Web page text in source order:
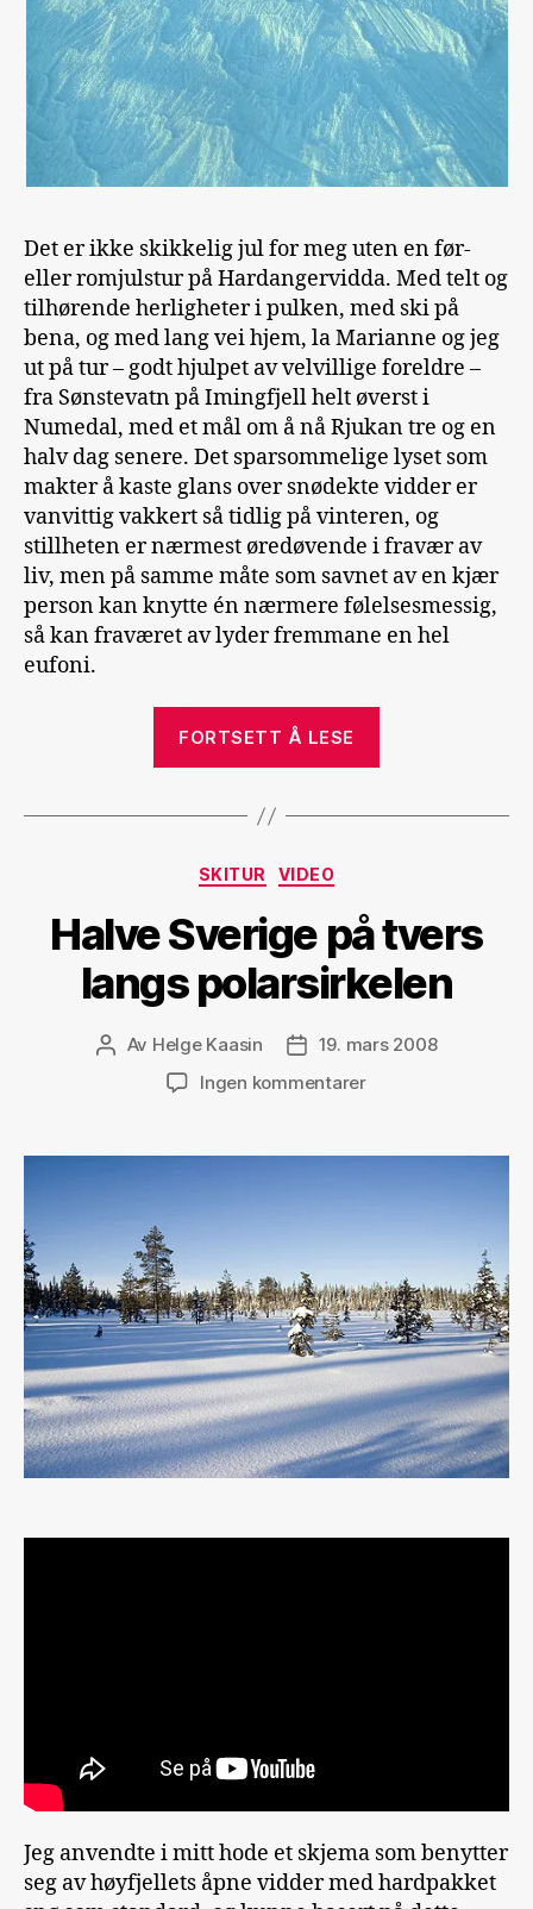
Det er ikke skikkelig jul for meg uten en før-
eller romjulstur på Hardangervidda. Med telt og
tilhørende herligheter i pulken, med ski på
bena, og med lang vei hjem, la Marianne og jeg
ut på tur – godt hjulpet av velvillige foreldre –
fra Sønstevatn på Imingfjell helt øverst i
Numedal, med et mål om å nå Rjukan tre og en
halv dag senere. Det sparsommelige lyset som
makter å kaste glans over snødekte vidder er
vanvittig vakkert så tidlig på vinteren, og
stillheten er nærmest øredøvende i fravær av
liv, men på samme måte som savnet av en kjær
person kan knytte én nærmere følelsesmessig,
så kan fraværet av lyder fremmane en hel
eufoni.
FORTSETT Å LESE
Rjukan
Kategorier
SKITUR VIDEO
Halve Sverige på tvers
langs polarsirkelen
Innleggsforfatter
Av Helge Kaasin Publiseringsdato
19. mars 2008
Ingen kommentarertil
på
Jeg anvendte i mitt hode et skjema som benytter
seg av høyfjellets åpne vidder med hardpakket